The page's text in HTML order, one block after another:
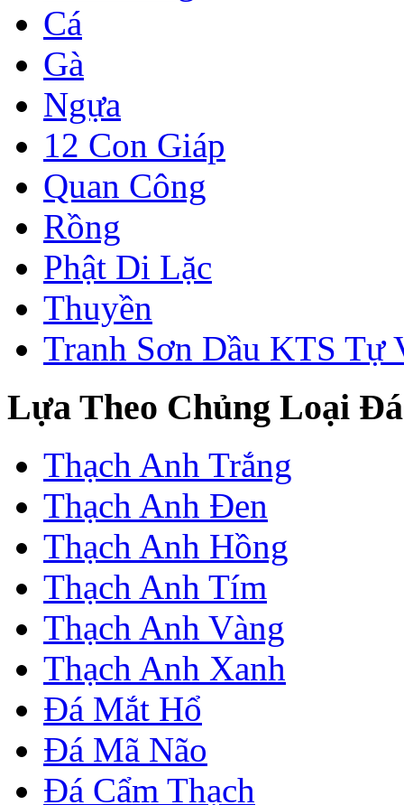
Cá
Gà
Ngựa
12 Con Giáp
Quan Công
Rồng
Phật Di Lặc
Thuyền
Tranh Sơn Dầu KTS Tự
Lựa Theo Chủng Loại Đá
Thạch Anh Trắng
Thạch Anh Đen
Thạch Anh Hồng
Thạch Anh Tím
Thạch Anh Vàng
Thạch Anh Xanh
Đá Mắt Hổ
Đá Mã Não
Đá Cẩm Thạch